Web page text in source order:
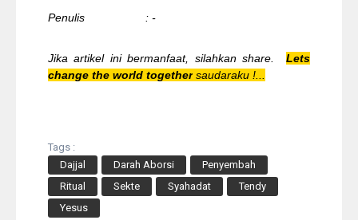
Penulis : -
Jika artikel ini bermanfaat, silahkan share. Lets
change the world together saudaraku !...
Tags :
Dajjal
Darah Aborsi
Penyembah
Ritual
Sekte Syahadat
Tendy
Yesus